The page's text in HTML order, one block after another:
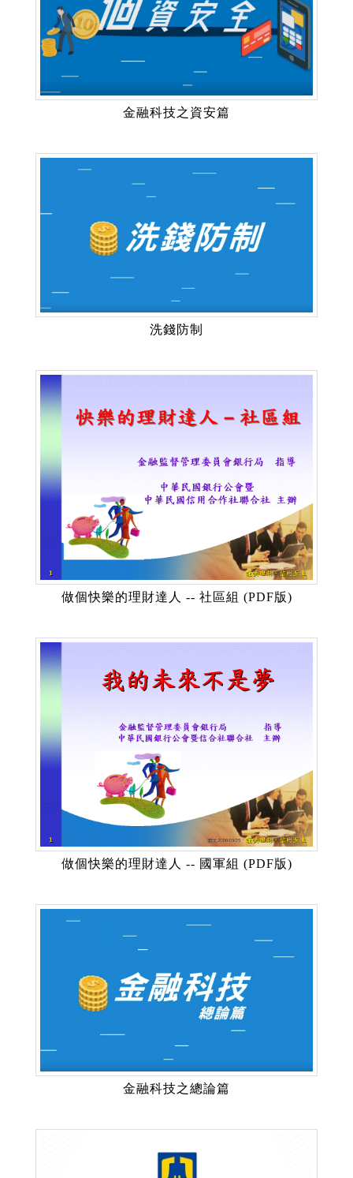
金融科技之資安篇
洗錢防制
做個快樂的理財達人 -- 社區組 (PDF版)
做個快樂的理財達人 -- 國軍組 (PDF版)
金融科技之總論篇